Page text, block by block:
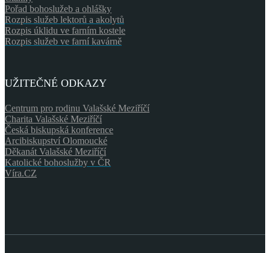
Pořad bohoslužeb a ohlášky
Rozpis služeb lektorů a akolytů
Rozpis úklidu ve farním kostele
Rozpis služeb ve farní kavárně
UŽITEČNÉ ODKAZY
Centrum pro rodinu Valašské Meziříčí
Charita Valašské Meziříčí
Česká biskupská konference
Arcibiskupství Olomoucké
Děkanát Valašské Meziříčí
Katolické bohoslužby v ČR
Víra.CZ